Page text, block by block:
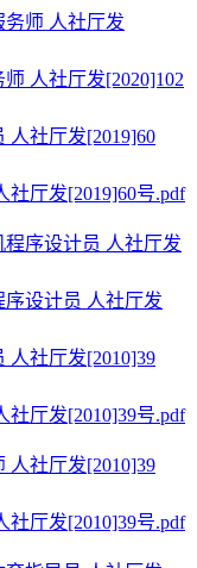
人社厅发[2020]102
社厅发[2019]60号.pdf
序设计员 人社厅发
社厅发[2010]39号.pdf
社厅发[2010]39号.pdf